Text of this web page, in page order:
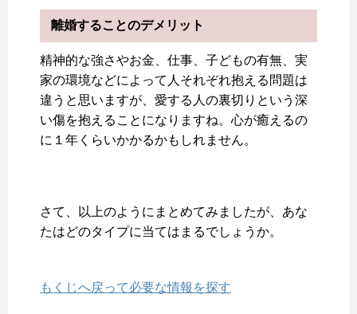
離婚することのデメリット
精神的な強さやお金、仕事、子どもの有無、実
家の環境などによって人それぞれ抱える問題は
違うと思いますが、愛する人の裏切りという深
い傷を抱えることになりますね。心が癒えるの
に１年くらいかかるかもしれません。
さて、以上のようにまとめてみましたが、あな
たはどのタイプに当てはまるでしょうか。
もくじへ戻って必要な情報を探す